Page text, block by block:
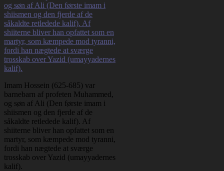
Imam Hossein (625-685) var
barnebarn af profeten Muhammed,
og søn af Ali (Den første imam i
shiismen og den fjerde af de
såkaldte retledede kalif). Af
shiiterne bliver han opfattet som en
martyr, som kæmpede mod tyranni,
fordi han nægtede at sværge
trosskab over Yazid (umayyadernes
kalif).